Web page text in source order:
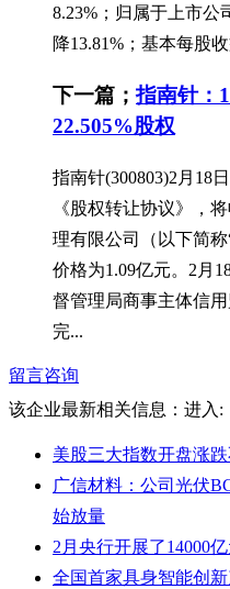
8.23%；归属于上市公
降13.81%；基本每股收
下一篇；指南针：
22.505%股权
指南针(300803)2月18
《股权转让协议》，
理有限公司（以下简称
价格为1.09亿元。2月
督管理局商事主体信
完...
留言咨询
该企业最新相关信息： 进入:
美股三大指数开盘涨
广信材料：公司光伏
始放量
2月央行开展了14000
全国首家具身智能创